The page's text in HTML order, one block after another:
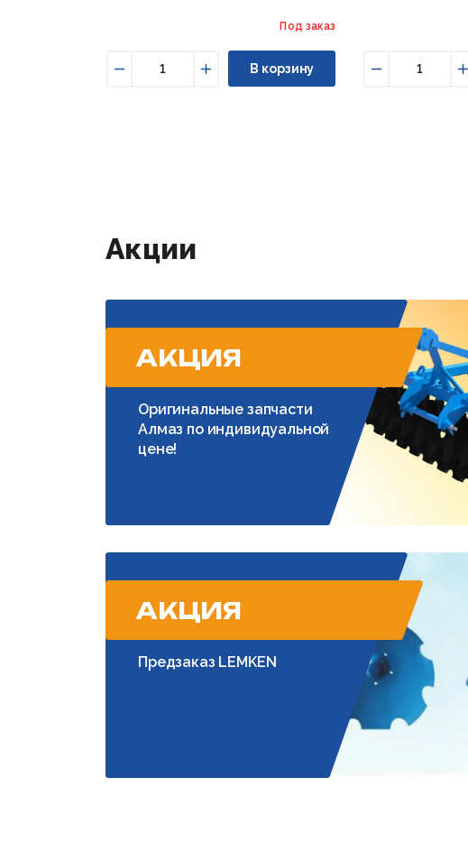
Под заказ
Увеличить
В корзину
Акции
АКЦИЯ
Оригинальные запчасти
Алмаз по индивидуальной
цене!
АКЦИЯ
Предзаказ LEMKEN